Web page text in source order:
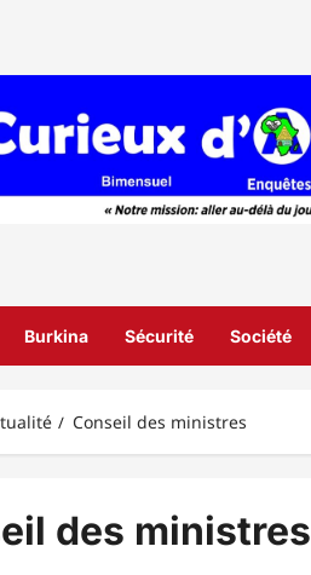
Burkina Sécurité Société
Conseil des ministres
des ministres